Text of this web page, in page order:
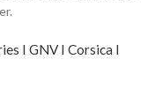
I GNV I Corsica I